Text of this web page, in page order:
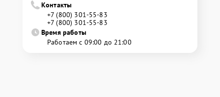
Контакты
+7 (800) 301-55-83
+7 (800) 301-55-83
Время работы
Работаем с 09:00 до 21:00